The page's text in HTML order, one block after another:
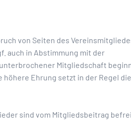
von Seiten des
auch in Abstimmung mit der
Mitgliedschaft
Ehrung setzt in der Regel die
sind vom Mitgliedsbeitrag